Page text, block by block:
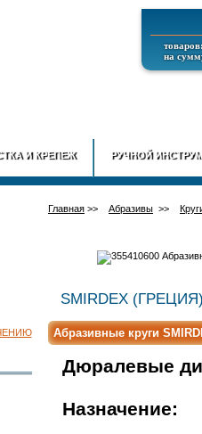
на
И КРЕПЕЖ РУЧНОЙ
Главная >> Абразивы >>
SMIRDEX
Абразивные круги
Дюралевые
Назначение: